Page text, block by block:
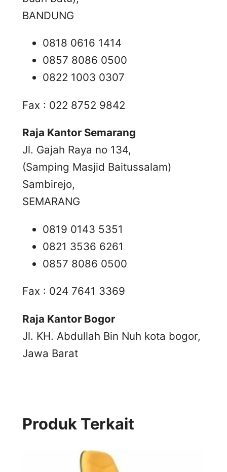
BANDUNG
0818 0616 1414
0857 8086 0500
0822 1003 0307
Fax : 022 8752 9842
Raja Kantor Semarang
Jl. Gajah Raya no 134,
(Samping Masjid Baitussalam)
Sambirejo,
SEMARANG
0819 0143 5351
0821 3536 6261
0857 8086 0500
Fax : 024 7641 3369
Raja Kantor Bogor
Jl. KH. Abdullah Bin Nuh kota bogor,
Jawa Barat
Produk Terkait